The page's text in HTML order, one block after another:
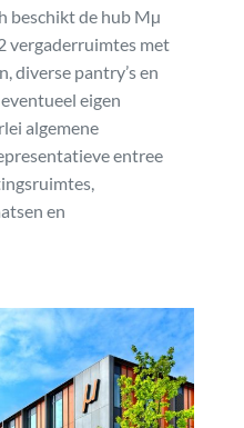
beschikt de hub Mµ
vergaderruimtes met
diverse pantry’s en
eigen
algemene
entree
en